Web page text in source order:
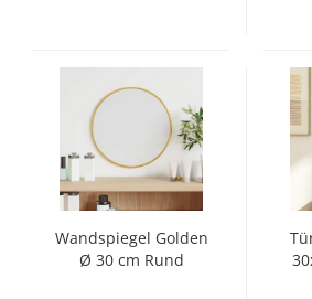
Wandspiegel Golden
Ø 30 cm Rund